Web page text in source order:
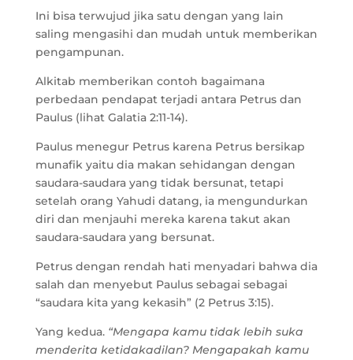
Ini bisa terwujud jika satu dengan yang lain
saling mengasihi dan mudah untuk memberikan
pengampunan.
Alkitab memberikan contoh bagaimana
perbedaan pendapat terjadi antara Petrus dan
Paulus (lihat Galatia 2:11-14).
Paulus menegur Petrus karena Petrus bersikap
munafik yaitu dia makan sehidangan dengan
saudara-saudara yang tidak bersunat, tetapi
setelah orang Yahudi datang, ia mengundurkan
diri dan menjauhi mereka karena takut akan
saudara-saudara yang bersunat.
Petrus dengan rendah hati menyadari bahwa dia
salah dan menyebut Paulus sebagai sebagai
“saudara kita yang kekasih” (2 Petrus 3:15).
Yang kedua. “Mengapa kamu tidak lebih suka
menderita ketidakadilan? Mengapakah kamu